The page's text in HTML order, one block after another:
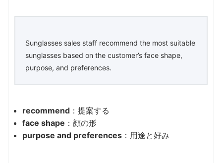
Sunglasses sales staff recommend the most suitable
sunglasses based on the customer’s face shape,
purpose, and preferences.
recommend ：提案する
face shape ：顔の形
purpose and preferences ：用途と好み